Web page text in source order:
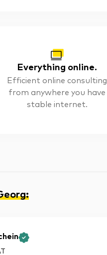
Everything online.
Efficient online consulting
from anywhere you have
stable internet.
: